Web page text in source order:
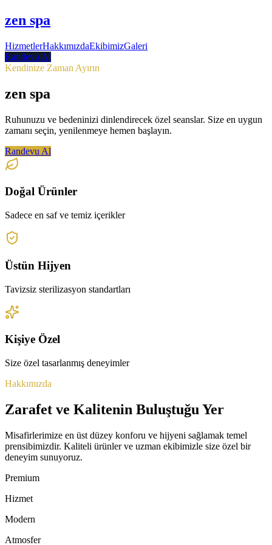
zen spa
HizmetlerHakkımızdaEkibimizGaleri
Randevu Al
Kendinize Zaman Ayırın
zen spa
Ruhunuzu ve bedeninizi dinlendirecek özel seanslar. Size en uygun
zamanı seçin, yenilenmeye hemen başlayın.
Randevu Al
Doğal Ürünler
Sadece en saf ve temiz içerikler
Üstün Hijyen
Tavizsiz sterilizasyon standartları
Kişiye Özel
Size özel tasarlanmış deneyimler
Hakkımızda
Zarafet ve Kalitenin Buluştuğu Yer
Misafirlerimize en üst düzey konforu ve hijyeni sağlamak temel
prensibimizdir. Kaliteli ürünler ve uzman ekibimizle size özel bir
deneyim sunuyoruz.
Premium
Hizmet
Modern
Atmosfer